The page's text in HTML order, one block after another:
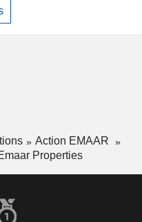
Action EMAAR
Properties